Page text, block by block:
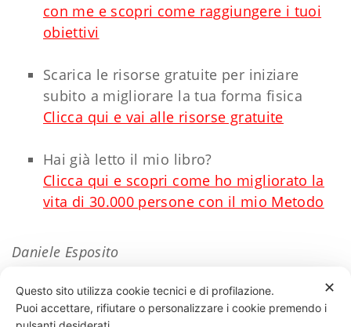
con me e scopri come raggiungere i tuoi
obiettivi
Scarica le risorse gratuite per iniziare
subito a migliorare la tua forma fisica
Clicca qui e vai alle risorse gratuite
Hai già letto il mio libro?
Clicca qui e scopri come ho migliorato la
vita di 30.000 persone con il mio Metodo
Daniele Esposito
54 LIKES
✕
Questo sito utilizza cookie tecnici e di profilazione.
Puoi accettare, rifiutare o personalizzare i cookie premendo i